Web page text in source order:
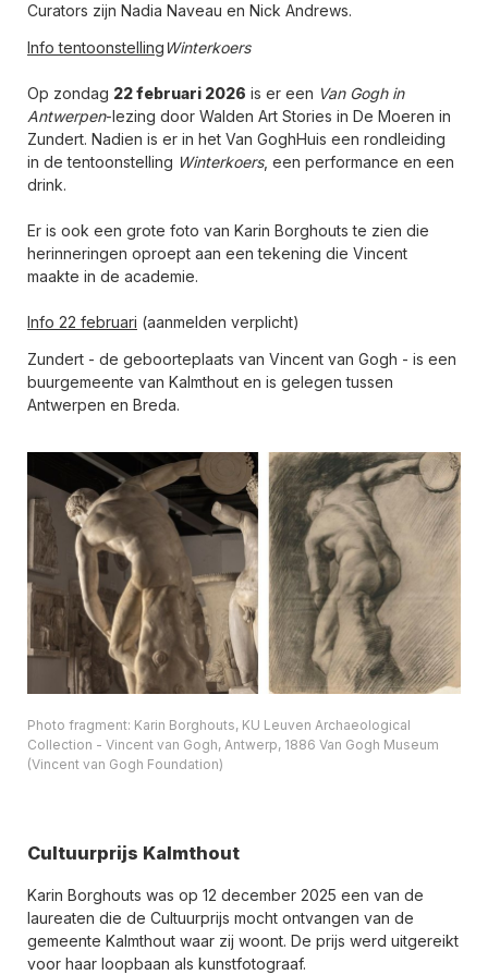
Curators zijn Nadia Naveau en Nick Andrews.
Info tentoonstelling Winterkoers
Op zondag 22 februari 2026 is er een Van Gogh in
Antwerpen-lezing door Walden Art Stories in De Moeren in
Zundert. Nadien is er in het Van GoghHuis een rondleiding
in de tentoonstelling Winterkoers, een performance en een
drink.
Er is ook een grote foto van Karin Borghouts te zien die
herinneringen oproept aan een tekening die Vincent
maakte in de academie.
Info 22 februari (aanmelden verplicht)
Zundert - de geboorteplaats van Vincent van Gogh - is een
buurgemeente van Kalmthout en is gelegen tussen
Antwerpen en Breda.
Photo fragment: Karin Borghouts, KU Leuven Archaeological
Collection - Vincent van Gogh, Antwerp, 1886 Van Gogh Museum
(Vincent van Gogh Foundation)
Cultuurprijs Kalmthout
Karin Borghouts was op 12 december 2025 een van de
laureaten die de Cultuurprijs mocht ontvangen van de
gemeente Kalmthout waar zij woont. De prijs werd uitgereikt
voor haar loopbaan als kunstfotograaf.